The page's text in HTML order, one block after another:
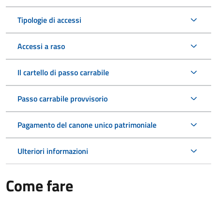
Tipologie di accessi
Accessi a raso
Il cartello di passo carrabile
Passo carrabile provvisorio
Pagamento del canone unico patrimoniale
Ulteriori informazioni
Come fare